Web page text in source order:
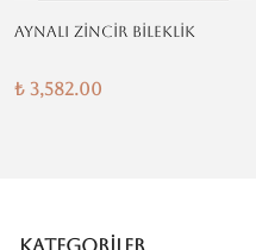
AYNALI ZİNCİR BİLEKLİK
₺ 3,582.00